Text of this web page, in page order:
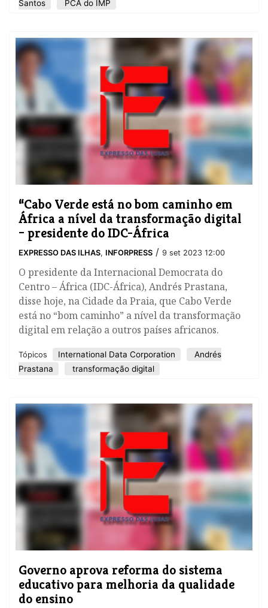
Santos PCA do IMP
“Cabo Verde está no bom caminho em
África a nível da transformação digital
– presidente do IDC-África
EXPRESSO DAS ILHAS, INFORPRESS / 9 set 2023 12:00
​O presidente da Internacional Democrata do
Centro – África (IDC-África), Andrés Prastana,
disse hoje, na Cidade da Praia, que Cabo Verde
está no “bom caminho” a nível da transformação
digital em relação a outros países africanos.
Tópicos International Data Corporation
Andrés
Prastana
transformação digital
Governo aprova reforma do sistema
educativo para melhoria da qualidade
do ensino